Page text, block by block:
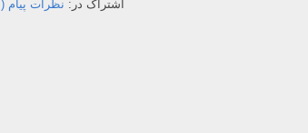
اشتراک در: نظرات پیام (Atom)